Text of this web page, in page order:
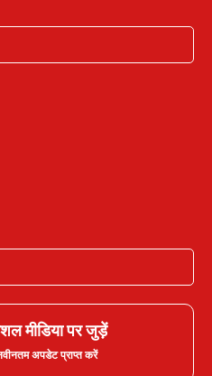
मीडिया पर जुड़ें
अपडेट प्राप्त करें